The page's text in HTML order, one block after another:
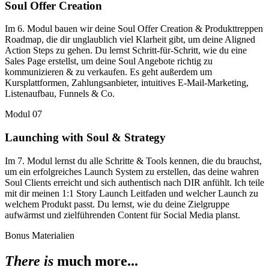
Soul Offer Creation
Im 6. Modul bauen wir deine Soul Offer Creation & Produkttreppen
Roadmap, die dir unglaublich viel Klarheit gibt, um deine Aligned
Action Steps zu gehen. Du lernst Schritt-für-Schritt, wie du eine
Sales Page erstellst, um deine Soul Angebote richtig zu
kommunizieren & zu verkaufen. Es geht außerdem um
Kursplattformen, Zahlungsanbieter, intuitives E-Mail-Marketing,
Listenaufbau, Funnels & Co.
Modul 07
Launching with Soul & Strategy
Im 7. Modul lernst du alle Schritte & Tools kennen, die du brauchst,
um ein erfolgreiches Launch System zu erstellen, das deine wahren
Soul Clients erreicht und sich authentisch nach DIR anfühlt. Ich teile
mit dir meinen 1:1 Story Launch Leitfaden und welcher Launch zu
welchem Produkt passt. Du lernst, wie du deine Zielgruppe
aufwärmst und zielführenden Content für Social Media planst.
Bonus Materialien
There is much more...